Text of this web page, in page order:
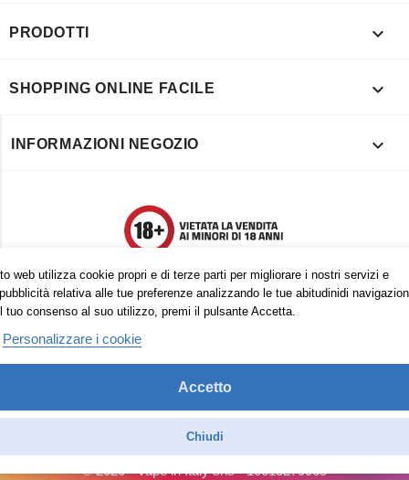
web utilizza cookie propri e di terze parti per migliorare i nostri servizi e
relativa alle tue preferenze analizzando le tue abitudinidi
tuo consenso al suo utilizzo, premi il pulsante Accetta.
Personalizzare i cookie
Accetto
Chiudi
PRODOTTI 
SHOPPING ONLINE FACILE 
INFORMAZIONI NEGOZIO 
Trovaci anche su:
© 2026 - Vape in Italy srls - 10613270965